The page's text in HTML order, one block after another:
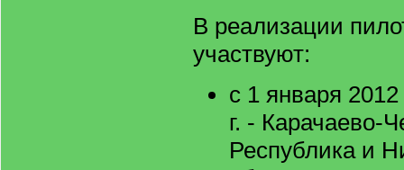
В реализации
участвуют:
с 1 января
г. - Карачаево-
Республика и